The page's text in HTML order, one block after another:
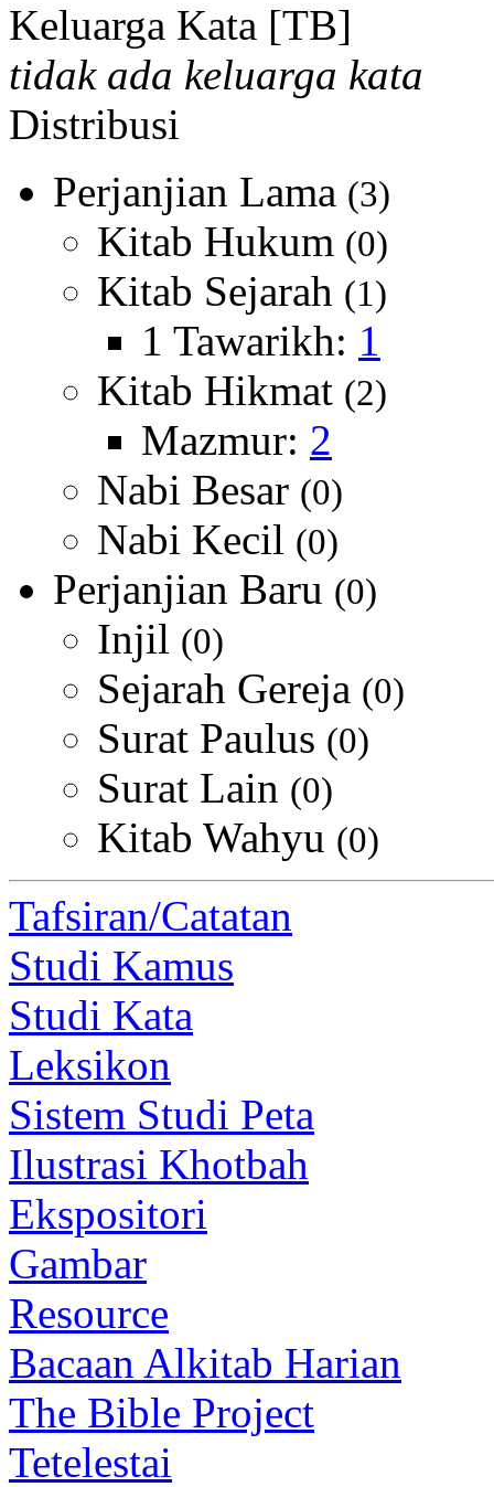
Keluarga Kata [TB]
tidak ada keluarga kata
Distribusi
Perjanjian Lama (3)
Kitab Hukum (0)
Kitab Sejarah (1)
1 Tawarikh: 1
Kitab Hikmat (2)
Mazmur: 2
Nabi Besar (0)
Nabi Kecil (0)
Perjanjian Baru (0)
Injil (0)
Sejarah Gereja (0)
Surat Paulus (0)
Surat Lain (0)
Kitab Wahyu (0)
Tafsiran/Catatan
Studi Kamus
Studi Kata
Leksikon
Sistem Studi Peta
Ilustrasi Khotbah
Ekspositori
Gambar
Resource
Bacaan Alkitab Harian
The Bible Project
Tetelestai